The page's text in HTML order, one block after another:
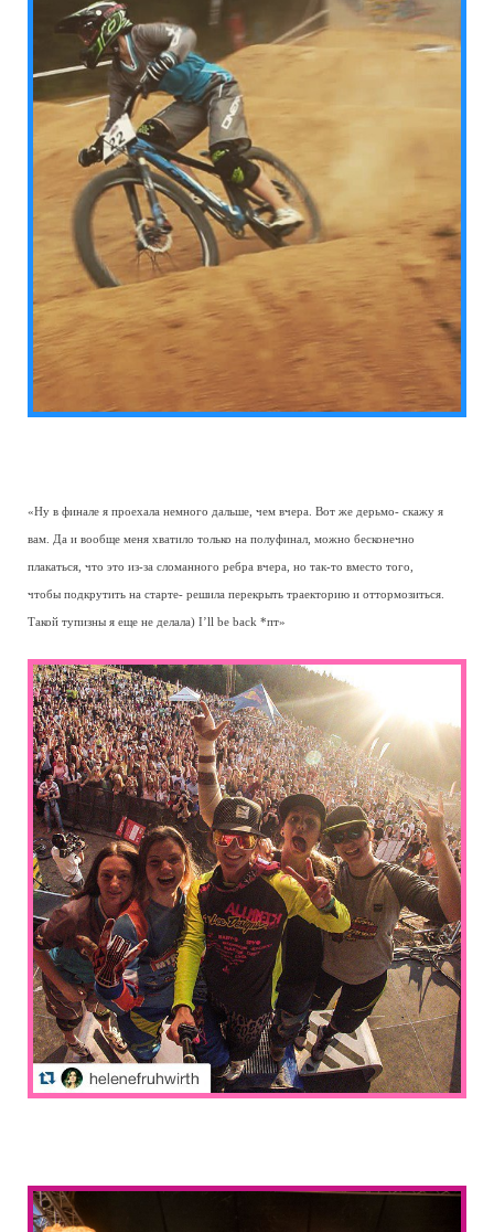
«Ну в финале я проехала немного дальше, чем вчера. Вот же дерьмо- скажу я
вам. Да и вообще меня хватило только на полуфинал, можно бесконечно
плакаться, что это из-за сломанного ребра вчера, но так-то вместо того,
чтобы подкрутить на старте- решила перекрыть траекторию и оттормозиться.
Такой тупизны я еще не делала) I’ll be back *пт»